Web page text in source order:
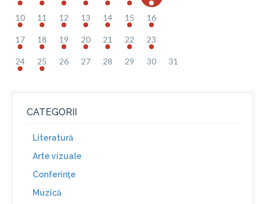
10 11 12 13 14 15 16
17 18 19 20 21 22 23
24 25 26 27 28 29 30 31
CATEGORII
Literatură
Arte vizuale
Conferinţe
Muzică